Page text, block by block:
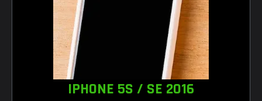
IPHONE 5S / SE 2016